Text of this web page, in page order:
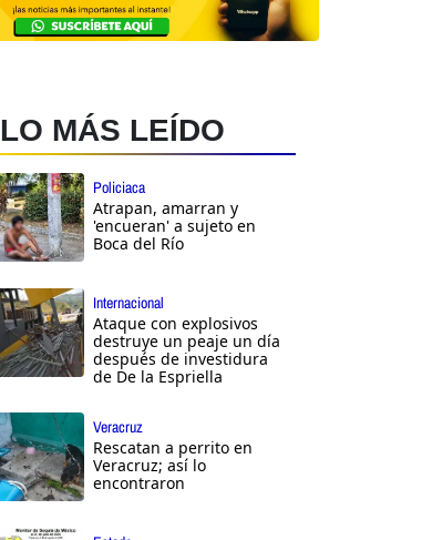
LO MÁS LEÍDO
Policiaca
Atrapan, amarran y
'encueran' a sujeto en
Boca del Río
Internacional
Ataque con explosivos
destruye un peaje un día
después de investidura
de De la Espriella
Veracruz
Rescatan a perrito en
Veracruz; así lo
encontraron